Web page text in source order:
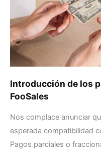
Introducción de los
FooSales
Nos complace anunciar
esperada compatibilidad
Pagos parciales o